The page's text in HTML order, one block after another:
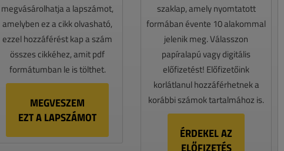
megvásárolhatja a lapszámot,
amelyben ez a cikk olvasható,
ezzel hozzáférést kap a szám
összes cikkéhez, amit pdf
formátumban le is tölthet.
MEGVESZEM
EZT A LAPSZÁMOT
szaklap, amely nyomtatott
formában évente 10 alakommal
jelenik meg. Válasszon
papíralapú vagy digitális
előfizetést! Előfizetőink
korlátlanul hozzáférhetnek a
korábbi számok tartalmához is.
ÉRDEKEL AZ
ELŐFIZETÉS